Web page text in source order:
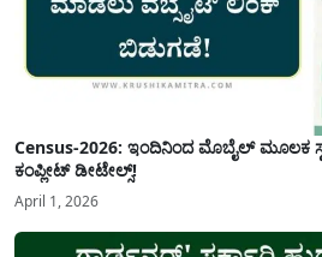
Census-2026: ಇಂದಿನಿಂದ ಮೊಬೈಲ್ ಮೂಲಕ
ಕಂಪ್ಲೀಟ್ ಡೀಟೇಲ್ಸ್!
April 1, 2026